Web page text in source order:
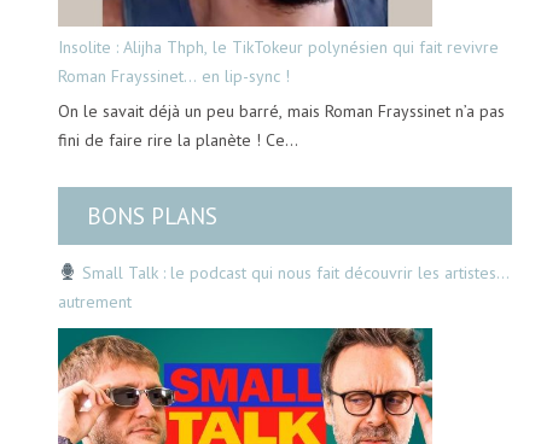
Insolite : Alijha Thph, le TikTokeur polynésien qui fait revivre
Roman Frayssinet… en lip-sync !
On le savait déjà un peu barré, mais Roman Frayssinet n’a pas
fini de faire rire la planète ! Ce…
BONS PLANS
Small Talk : le podcast qui nous fait découvrir les artistes…
autrement